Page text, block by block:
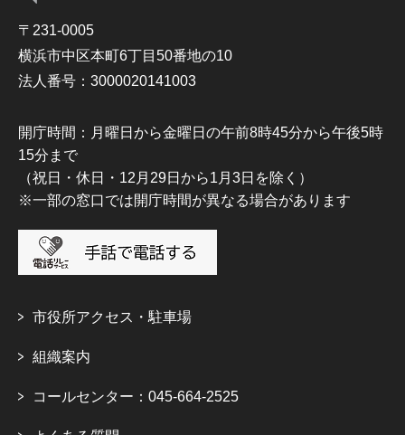
〒231-0005
横浜市中区本町6丁目50番地の10
法人番号：3000020141003
開庁時間：月曜日から金曜日の午前8時45分から午後5時
15分まで
（祝日・休日・12月29日から1月3日を除く）
※一部の窓口では開庁時間が異なる場合があります
市役所アクセス・駐車場
組織案内
コールセンター：045-664-2525